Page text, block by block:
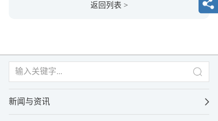
返回列表 >
新闻与资讯